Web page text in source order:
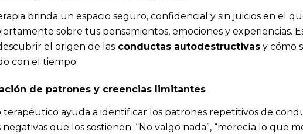
brinda un espacio seguro, confidencial y sin juicios en el
sobre tus pensamientos, emociones y experiencias.
el origen de las conductas autodestructivas y cómo
con el tiempo.
de patrones y creencias limitantes
terapéutico ayuda a identificar los patrones repetitivos de
que los sostienen. “No valgo nada”, “merecía lo que